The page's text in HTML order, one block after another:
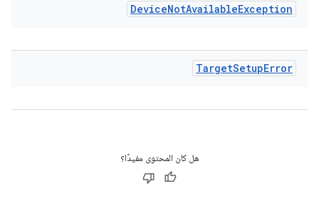
DeviceNotAvailableException
TargetSetupError
هل كان المحتوى مفيدًا؟